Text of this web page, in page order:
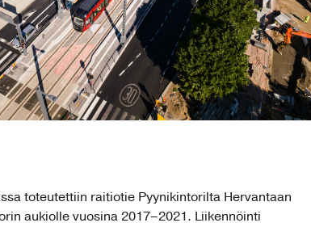
toteutettiin raitiotie Pyynikintorilta Hervantaan
aukiolle vuosina 2017–2021. Liikennöinti